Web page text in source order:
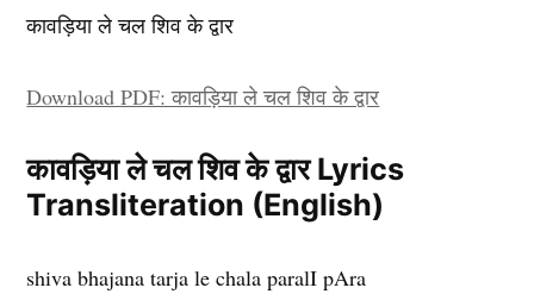
कावड़िया ले चल शिव के द्वार
Download PDF: कावड़िया ले चल शिव के द्वार
कावड़िया ले चल शिव के द्वार Lyrics
Transliteration (English)
shiva bhajana tarja le chala paralI pAra